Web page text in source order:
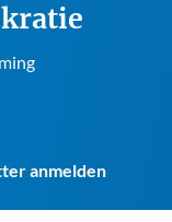
anmelden